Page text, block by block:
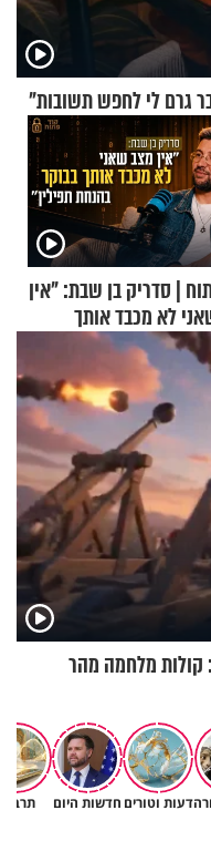
| סדריק בן שבת: "אין
לא מכבד אותך
תפילין"
מלחמה מהר
דעות וטורים חדשות היום
הרגעים הקשים ביותר בחיים